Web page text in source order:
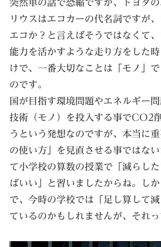
突然車の話で恐縮ですが、トヨタ
リウスはエコカーの代名詞ですが
エコか？と言えばそうではなくて
能力を活かすような走り方をした
けで、一番大切なことは「モノ」
のです。
国が目指す環境問題やエネルギー
技術（モノ）を投入する事でCO2
うという発想なのですが、本当に
の使い方」を見直させる事ではな
て小学校の算数の授業で「減らし
ばいい」と習いましたからね。し
で、今時の学校では「足し算して
ているのかもしれませんが、それ